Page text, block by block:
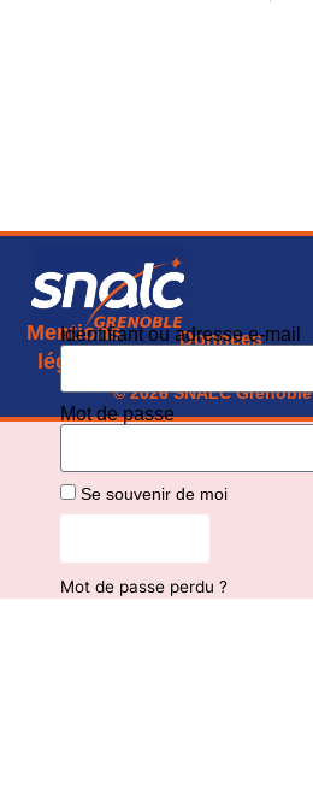
Mentions
légales
Données
© 2026 SNALC Grenoble
Identifiant ou adresse e-mail
Mot de passe
Se souvenir de moi
Mot de passe perdu ?